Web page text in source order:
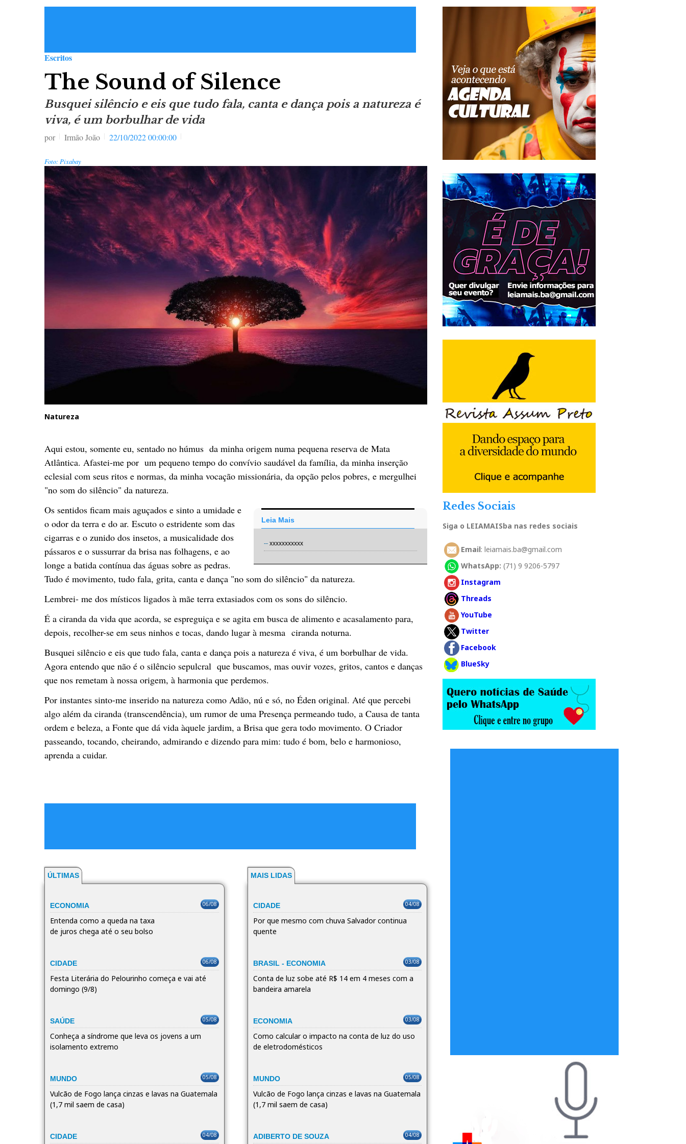
Escritos
The Sound of Silence
Busquei silêncio e eis que tudo fala, canta e dança pois a natureza é
viva, é um borbulhar de vida
por Irmão João 22/10/2022 00:00:00
Foto: Pixabay
Natureza
Aqui estou, somente eu, sentado no húmus da minha origem numa pequena reserva de Mata
Atlântica. Afastei-me por um pequeno tempo do convívio saudável da família, da minha inserção
eclesial com seus ritos e normas, da minha vocação missionária, da opção pelos pobres, e mergulhei
"no som do silêncio" da natureza.
Leia Mais
-- xxxxxxxxxxx
Os sentidos ficam mais aguçados e sinto a umidade e
o odor da terra e do ar. Escuto o estridente som das
cigarras e o zunido dos insetos, a musicalidade dos
pássaros e o sussurrar da brisa nas folhagens, e ao
longe a batida contínua das águas sobre as pedras.
Tudo é movimento, tudo fala, grita, canta e dança "no som do silêncio" da natureza.
Lembrei- me dos místicos ligados à mãe terra extasiados com os sons do silêncio.
É a ciranda da vida que acorda, se espreguiça e se agita em busca de alimento e acasalamento para,
depois, recolher-se em seus ninhos e tocas, dando lugar à mesma ciranda noturna.
Busquei silêncio e eis que tudo fala, canta e dança pois a natureza é viva, é um borbulhar de vida.
Agora entendo que não é o silêncio sepulcral que buscamos, mas ouvir vozes, gritos, cantos e danças
que nos remetam à nossa origem, à harmonia que perdemos.
Por instantes sinto-me inserido na natureza como Adão, nú e só, no Éden original. Até que percebi
algo além da ciranda (transcendência), um rumor de uma Presença permeando tudo, a Causa de tanta
ordem e beleza, a Fonte que dá vida àquele jardim, a Brisa que gera todo movimento. O Criador
passeando, tocando, cheirando, admirando e dizendo para mim: tudo é bom, belo e harmonioso,
aprenda a cuidar.
ÚLTIMAS
ECONOMIA 06/08
Entenda como a queda na taxa
de juros chega até o seu bolso
CIDADE 06/08
Festa Literária do Pelourinho começa e vai até
domingo (9/8)
SAÚDE 05/08
Conheça a síndrome que leva os jovens a um
isolamento extremo
MUNDO 05/08
Vulcão de Fogo lança cinzas e lavas na Guatemala
(1,7 mil saem de casa)
CIDADE 04/08
MAIS LIDAS
CIDADE 04/08
Por que mesmo com chuva Salvador continua
quente
BRASIL - ECONOMIA 03/08
Conta de luz sobe até R$ 14 em 4 meses com a
bandeira amarela
ECONOMIA 03/08
Como calcular o impacto na conta de luz do uso
de eletrodomésticos
MUNDO 05/08
Vulcão de Fogo lança cinzas e lavas na Guatemala
(1,7 mil saem de casa)
ADIBERTO DE SOUZA 04/08
Redes Sociais
Siga o LEIAMAISba nas redes sociais
Email: leiamais.ba@gmail.com
WhatsApp: (71) 9 9206-5797
Instagram
Threads
YouTube
Twitter
Facebook
BlueSky